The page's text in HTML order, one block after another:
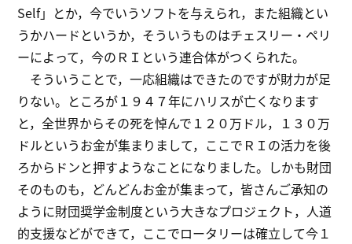
Self」とか，今でいうソフトを与えられ，また組織とい
うかハードというか，そういうものはチェスリー・ペリ
ーによって，今のＲＩという連合体がつくられた。
そういうことで，一応組織はできたのですが財力が足
りない。ところが１９４７年にハリスが亡くなります
と，全世界からその死を悼んで１２０万ドル，１３０万
ドルというお金が集まりまして，ここでＲＩの活力を後
ろからドンと押すようなことになりました。しかも財団
そのものも，どんどんお金が集まって，皆さんご承知の
ように財団奨学金制度という大きなプロジェクト，人道
的支援などができて，ここでロータリーは確立して今１